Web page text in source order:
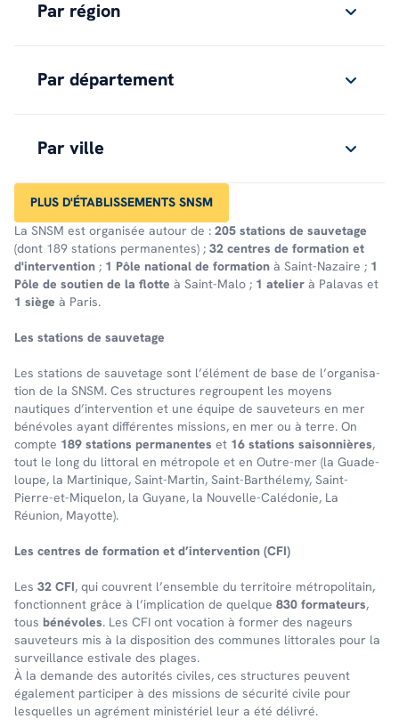
Par région
Par département
Par ville
PLUS D'ÉTABLISSEMENTS SNSM
La SNSM est organisée autour de : 205 stations de sauvetage
(dont 189 stations permanentes) ; 32 centres de formation et
d'intervention ; 1 Pôle national de formation à Saint-Nazaire ; 1
Pôle de soutien de la flotte à Saint-Malo ; 1 atelier à Palavas et
1 siège à Paris.
Les stations de sauve­tage
Les stations de sauve­tage sont l’élé­ment de base de l’or­ga­ni­sa­
tion de la SNSM. Ces struc­tures regroupent les moyens
nautiques d’in­ter­ven­tion et une équipe de sauveteurs en mer
bénévoles ayant différentes missions, en mer ou à terre. On
comp­te 189 stations perma­nentes et 16 stations saison­nières,
tout le long du litto­ral en métro­pole et en Outre-mer (la Guade­
loupe, la Marti­nique, Saint-Martin, Saint-Barthé­lemy, Saint-
Pierre-et-Mique­lon, la Guyane, la Nouvelle-Calé­do­nie, La
Réunion, Mayotte).
Les centres de forma­tion et d’in­ter­ven­tion (CFI)
Les 32 CFI, qui couvrent l’en­semble du terri­toire métro­po­li­tain,
fonc­tionnent grâce à l’im­pli­ca­tion de quelque 830 forma­teurs,
tous béné­voles. Les CFI ont voca­tion à former des nageurs
sauve­teurs mis à la dispo­si­tion des communes litto­rales pour la
surveillance esti­vale des plages.
À la demande des auto­ri­tés civiles, ces struc­tures peuvent
égale­ment parti­ci­per à des missions de sécu­rité civile pour
lesquelles un agré­ment minis­té­riel leur a été déli­vré.